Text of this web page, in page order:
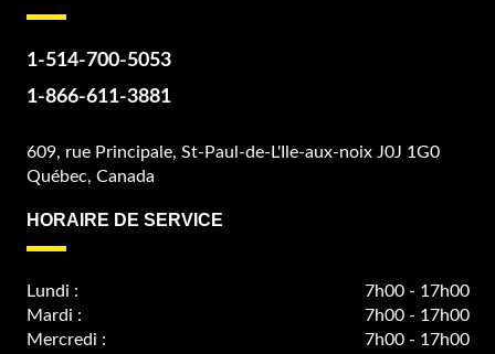
1-514-700-5053
1-866-611-3881
609, rue Principale, St-Paul-de-L'Ile-aux-noix J0J 1G0
Québec, Canada
HORAIRE DE SERVICE
Lundi :
7h00 - 17h00
Mardi :
7h00 - 17h00
Mercredi :
7h00 - 17h00